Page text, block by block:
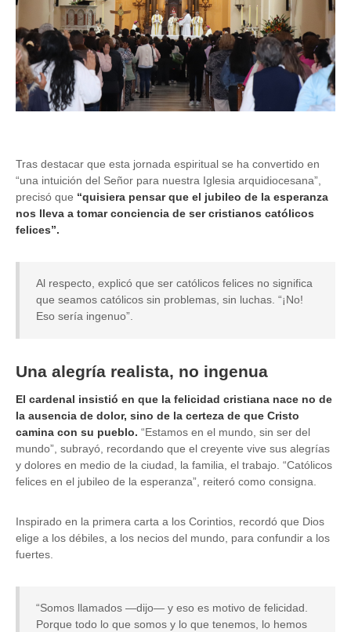
Tras destacar que esta jornada espiritual se ha convertido en
“una intuición del Señor para nuestra Iglesia arquidiocesana”,
precisó que “quisiera pensar que el jubileo de la esperanza
nos lleva a tomar conciencia de ser cristianos católicos
felices”.
Al respecto, explicó que ser católicos felices no significa
que seamos católicos sin problemas, sin luchas. “¡No!
Eso sería ingenuo”.
Una alegría realista, no ingenua
El cardenal insistió en que la felicidad cristiana nace no de
la ausencia de dolor, sino de la certeza de que Cristo
camina con su pueblo. “Estamos en el mundo, sin ser del
mundo”, subrayó, recordando que el creyente vive sus alegrías
y dolores en medio de la ciudad, la familia, el trabajo. “Católicos
felices en el jubileo de la esperanza”, reiteró como consigna.
Inspirado en la primera carta a los Corintios, recordó que Dios
elige a los débiles, a los necios del mundo, para confundir a los
fuertes.
“Somos llamados —dijo— y eso es motivo de felicidad.
Porque todo lo que somos y lo que tenemos, lo hemos